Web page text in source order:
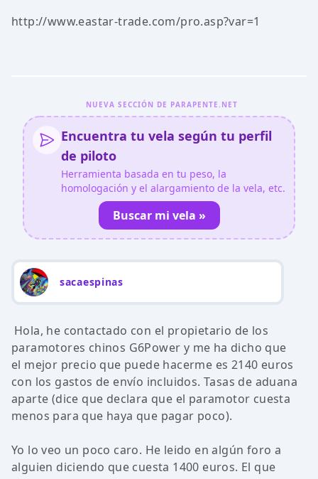
http://www.eastar-trade.com/pro.asp?var=1
NUEVA SECCIÓN DE PARAPENTE.NET
Encuentra tu vela según tu perfil
de piloto
Herramienta basada en tu peso, la
homologación y el alargamiento de la vela, etc.
Buscar mi vela »
sacaespinas
Hola, he contactado con el propietario de los
paramotores chinos G6Power y me ha dicho que
el mejor precio que puede hacerme es 2140 euros
con los gastos de envío incluidos. Tasas de aduana
aparte (dice que declara que el paramotor cuesta
menos para que haya que pagar poco).
Yo lo veo un poco caro. He leido en algún foro a
alguien diciendo que cuesta 1400 euros. El que